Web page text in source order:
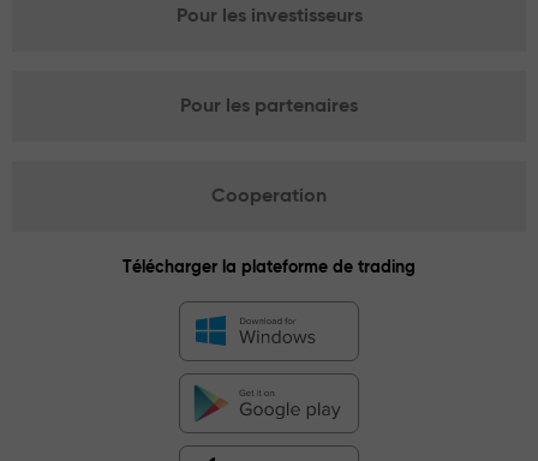
Pour les investisseurs
Pour les partenaires
Cooperation
Télécharger la plateforme de trading